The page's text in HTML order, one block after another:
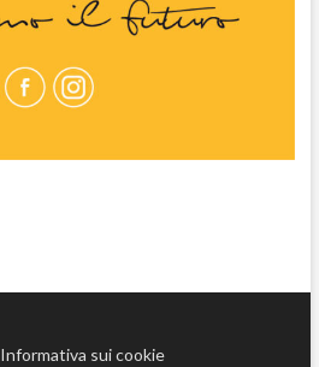
Informativa sui cookie